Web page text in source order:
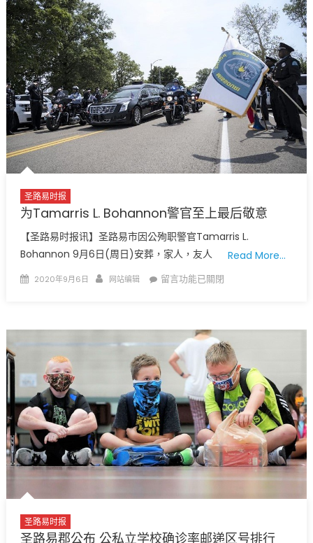
合作 Peter Raven 博士逝世 享年89岁
一晃三十年，初夏又相逢。中华日，等你来赴约 —— 密苏里植物
园“中华日三十周年特别报道（五）
筝声与琴韵交汇：刘励(Li Statler)与钢琴家Darek演绎一场古筝
与钢琴的精彩对话
圣路易时报
为Tamarris L. Bohannon警官至上最后敬意
【圣路易时报讯】圣路易市因公殉职警官Tamarris L.
Bohannon 9月6日(周日)安葬，家人，友人
Read More…
Posted
2020年9月6日 Author
网站编辑
在
Bohannon
警
官
至
上
最
后
敬
意〉
留言功能已關閉
圣路易时报
圣路易郡公布 公私立学校确诊率邮递区号排行